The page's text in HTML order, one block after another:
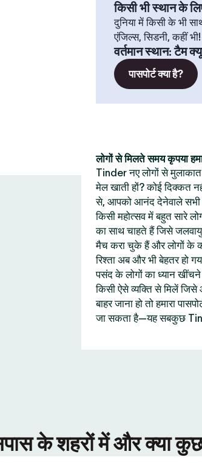
किसी भी स्थान के
दुनिया में किसी के भी
एंजिल्स, सिडनी, कहीं भी!
वर्तमान स्थान:टैम क्यू
पासपोर्ट क्या है?
लोगों से मिलते समय कृपया
Tinder नए लोगों से
मेल खाती हों? कोई दिक्कत
से, आपको आनंद देनेवाले सभी
किसी महोत्सव में बहुत सारे
का साथ चाहते हैं जिसे
मैच करा चुके हैं और लोगों के
रिश्ता अब और भी बेहतर
पसंद के लोगों का ध्यान
किसी ऐसे व्यक्ति से मिलें
बाहर जाना हो तो हमारा
जा सकता है—यह सबकुछ
के शहरों में और क्या कुछ